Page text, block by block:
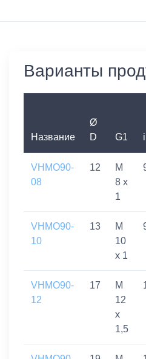
Варианты
Название
Ø
D
G1 i
VHMO90-
08
12
M
8 x
1
VHMO90-
10
13
M
10
x 1
VHMO90-
12
17
M
12
x
1,5